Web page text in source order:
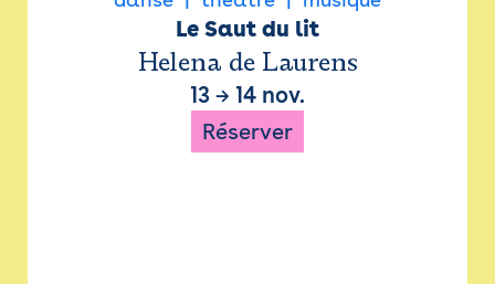
Le Saut du lit
Helena de Laurens
13 → 14 nov.
Réserver